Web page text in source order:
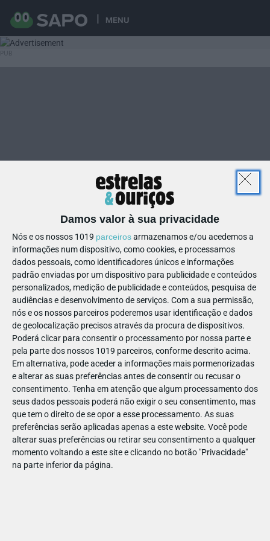
Damos valor à sua privacidade
Nós e os nossos 1019 parceirosarmazenamos e/ou acedemos a
informações num dispositivo, como cookies, e processamos
dados pessoais, como identificadores únicos e informações
padrão enviadas por um dispositivo para publicidade e conteúdos
personalizados, medição de publicidade e conteúdos, pesquisa de
audiências e desenvolvimento de serviços. Com a sua permissão,
nós e os nossos parceiros poderemos usar identificação e dados
de geolocalização precisos através da procura de dispositivos.
Poderá clicar para consentir o processamento por nossa parte e
pela parte dos nossos 1019 parceiros, conforme descrito acima.
Em alternativa, pode aceder a informações mais pormenorizadas
e alterar as suas preferências antes de consentir ou recusar o
consentimento. Tenha em atenção que algum processamento dos
seus dados pessoais poderá não exigir o seu consentimento, mas
que tem o direito de se opor a esse processamento. As suas
preferências serão aplicadas apenas a este website. Você pode
alterar suas preferências ou retirar seu consentimento a qualquer
momento voltando a este site e clicando no botão "Privacidade"
na parte inferior da página.
MENU
08
109669908128634